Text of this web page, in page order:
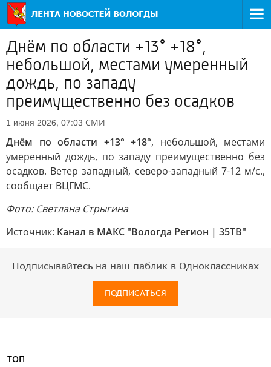
Днём по области +13° +18°,
небольшой, местами умеренный
дождь, по западу
преимущественно без осадков
1 июня 2026, 07:03 СМИ
Днём по области +13° +18°, небольшой, местами
умеренный дождь, по западу преимущественно без
осадков. Ветер западный, северо-западный 7-12 м/с.,
сообщает ВЦГМС.
Фото: Светлана Стрыгина
Источник: Канал в МАКС "Вологда Регион | 35ТВ"
Подписывайтесь на наш паблик в Одноклассниках
ПОДПИСАТЬСЯ
ТОП